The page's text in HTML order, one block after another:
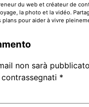
du web et créateur de
la photo et la vidéo.
plans pour aider à vivre
non sarà
*